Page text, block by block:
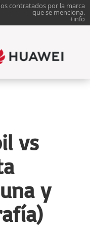
contratados por la marca
que se menciona.
+info
vs
y